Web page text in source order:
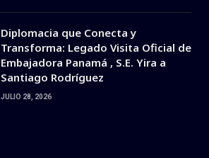
Diplomacia que Conecta y
Transforma: Legado Visita Oficial de
Embajadora Panamá , S.E. Yira a
Santiago Rodríguez
JULIO 28, 2026